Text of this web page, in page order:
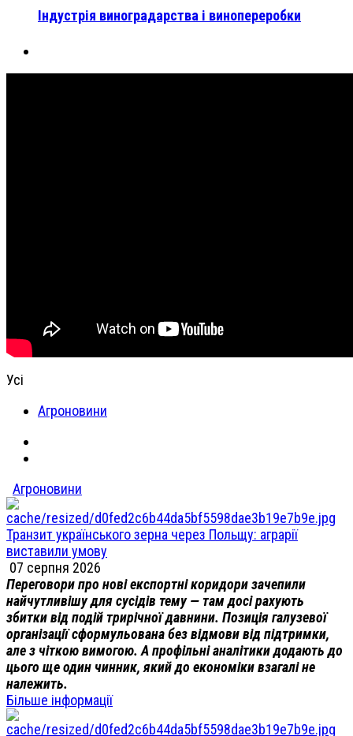
Індустрія виноградарства і винопереробки
Усі
Агроновини
Агроновини
Транзит українського зерна через Польщу: аграрії
виставили умову
07 серпня 2026
Переговори про нові експортні коридори зачепили
найчутливішу для сусідів тему — там досі рахують
збитки від подій трирічної давнини. Позиція галузевої
організації сформульована без відмови від підтримки,
але з чіткою вимогою. А профільні аналітики додають до
цього ще один чинник, який до економіки взагалі не
належить.
Більше інформації